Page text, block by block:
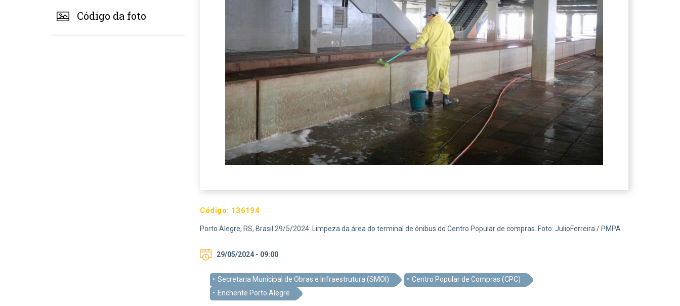
Código da foto
Código: 136194
Porto Alegre, RS, Brasil 29/5/2024: Limpeza da área do terminal de ônibus do Centro Popular de compras. Foto: JulioFerreira / PMPA
29/05/2024 - 09:00
Secretaria Municipal de Obras e Infraestrutura (SMOI)
Centro Popular de Compras (CPC)
Enchente Porto Alegre